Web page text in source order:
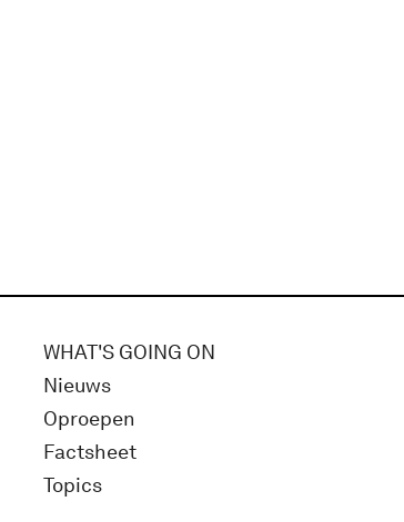
WHAT'S GOING ON
Nieuws
Oproepen
Factsheet
Topics